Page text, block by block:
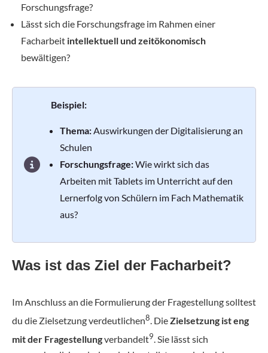
Forschungsfrage?
Lässt sich die Forschungsfrage im Rahmen einer
Facharbeit intellektuell und zeitökonomisch
bewältigen?
Beispiel:
Thema:Auswirkungen der Digitalisierung an
Schulen
Forschungsfrage:Wie wirkt sich das
Arbeiten mit Tablets im Unterricht auf den
Lernerfolg von Schülern im Fach Mathematik
aus?
Was ist das Ziel der Facharbeit?
Im Anschluss an die Formulierung der Fragestellung solltest
du die Zielsetzung verdeutlichen8. DieZielsetzung ist eng
mit der Fragestellungverbandelt9. Sie lässt sich